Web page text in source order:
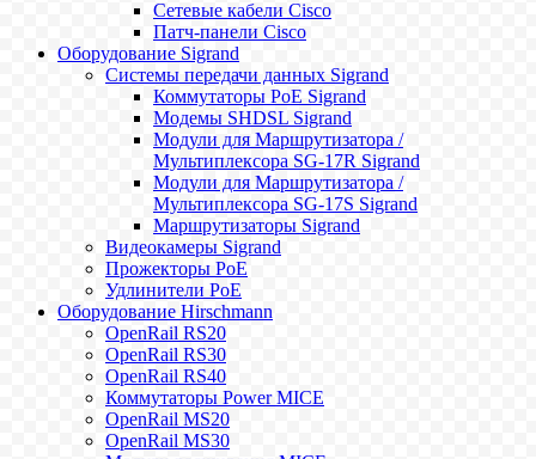
Сетевые кабели Cisco
Патч-панели Cisco
Оборудование Sigrand
Системы передачи данных Sigrand
Коммутаторы PoE Sigrand
Модемы SHDSL Sigrand
Модули для Маршрутизатора /
Мультиплексора SG-17R Sigrand
Модули для Маршрутизатора /
Мультиплексора SG-17S Sigrand
Маршрутизаторы Sigrand
Видеокамеры Sigrand
Прожекторы PoE
Удлинители PoE
Оборудование Hirschmann
OpenRail RS20
OpenRail RS30
OpenRail RS40
Коммутаторы Power MICE
OpenRail MS20
OpenRail MS30